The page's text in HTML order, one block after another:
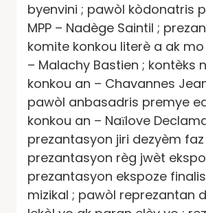
byenvini ; pawòl kòdonatris
MPP – Nadège Saintil ;
komite konkou literè a ak
– Malachy Bastien ; kontèks
konkou an – Chavannes
pawòl anbasadris premye
konkou an – Naїlove
prezantasyon jiri dezyèm
prezantasyon règ jwèt
prezantasyon ekspoze
mizikal ; pawòl reprezantan